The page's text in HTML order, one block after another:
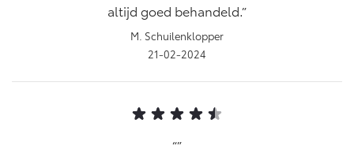
altijd goed behandeld.
M. Schuilenklopper
21-02-2024